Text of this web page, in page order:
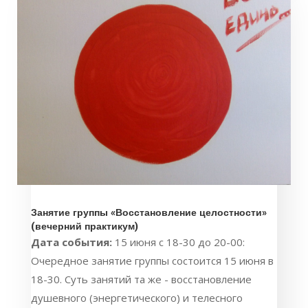
Занятие группы «Восстановление целостности»
(вечерний практикум)
Дата события: 15 июня с 18-30 до 20-00:
Очередное занятие группы состоится 15 июня в
18-30. Суть занятий та же - восстановление
душевного (энергетического) и телесного